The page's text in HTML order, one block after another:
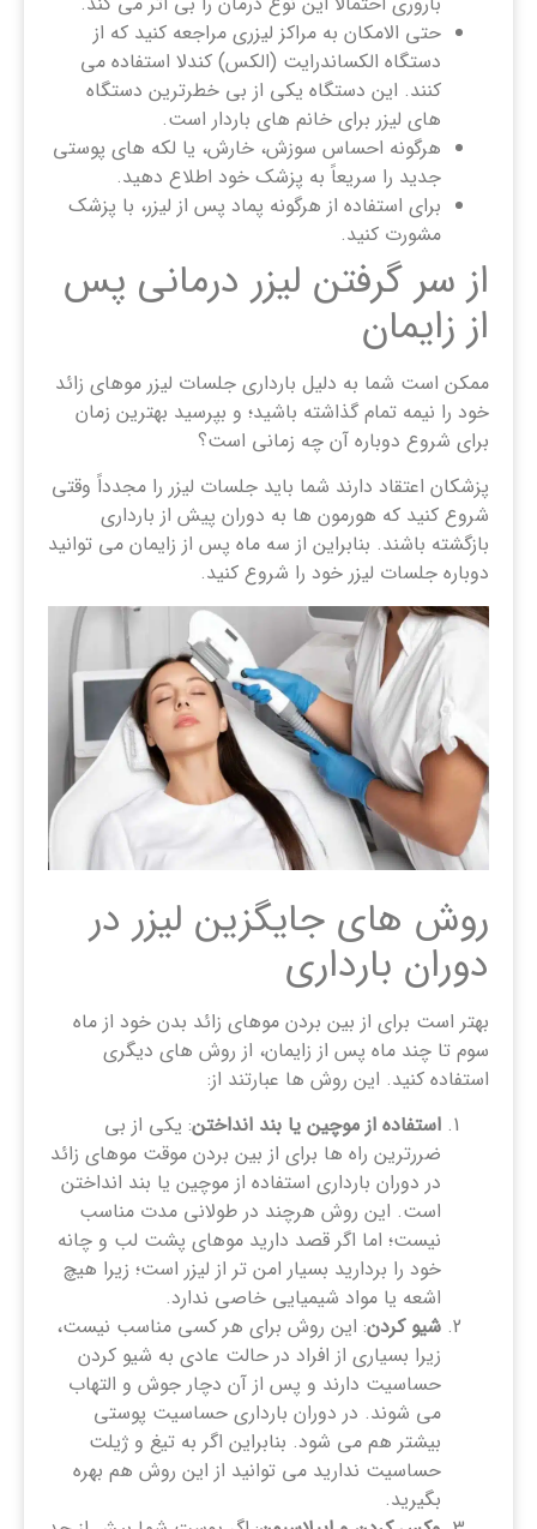
حتی الامکان به مراکز لیزری مراجعه کنید که از
دستگاه الکساندرایت (الکس) کندلا استفاده می
کنند. این دستگاه یکی از بی خطرترین دستگاه
های لیزر برای خانم های باردار است.
هرگونه احساس سوزش، خارش، یا لکه های پوستی
جدید را سریعاً به پزشک خود اطلاع دهید.
برای استفاده از هرگونه پماد پس از لیزر، با پزشک
مشورت کنید.
از سر گرفتن لیزر درمانی پس
از زایمان
ممکن است شما به دلیل بارداری جلسات لیزر موهای زائد
خود را نیمه تمام گذاشته باشید؛ و بپرسید بهترین زمان
برای شروع دوباره آن چه زمانی است؟
پزشکان اعتقاد دارند شما باید جلسات لیزر را مجدداً وقتی
شروع کنید که هورمون ها به دوران پیش از بارداری
بازگشته باشند. بنابراین از سه ماه پس از زایمان می توانید
دوباره جلسات لیزر خود را شروع کنید.
روش های جایگزین لیزر در
دوران بارداری
بهتر است برای از بین بردن موهای زائد بدن خود از ماه
سوم تا چند ماه پس از زایمان، از روش های دیگری
استفاده کنید. این روش ها عبارتند از:
استفاده از موچین یا بند انداختن: یکی از بی
ضررترین راه ها برای از بین بردن موقت موهای زائد
در دوران بارداری استفاده از موچین یا بند انداختن
است. این روش هرچند در طولانی مدت مناسب
نیست؛ اما اگر قصد دارید موهای پشت لب و چانه
خود را بردارید بسیار امن تر از لیزر است؛ زیرا هیچ
اشعه یا مواد شیمیایی خاصی ندارد.
شیو کردن: این روش برای هر کسی مناسب نیست،
زیرا بسیاری از افراد در حالت عادی به شیو کردن
حساسیت دارند و پس از آن دچار جوش و التهاب
می شوند. در دوران بارداری حساسیت پوستی
بیشتر هم می شود. بنابراین اگر به تیغ و ژیلت
حساسیت ندارید می توانید از این روش هم بهره
بگیرید.